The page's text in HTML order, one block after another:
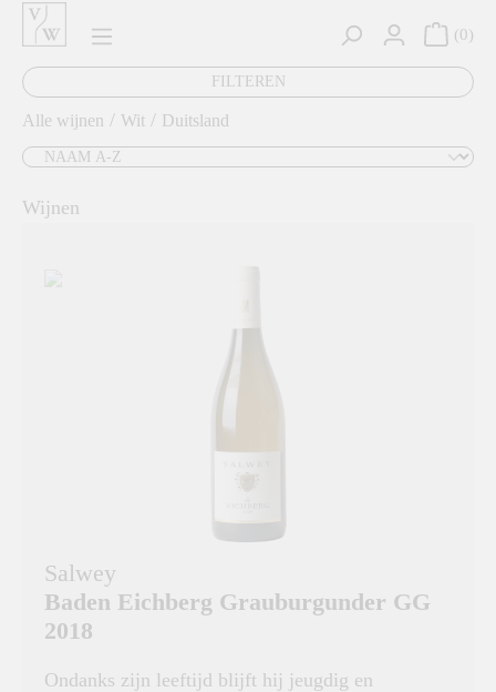
0
FILTEREN
Alle wijnen / Wit / Duitsland
Wijnen
Salwey
Baden Eichberg Grauburgunder GG
2018
Ondanks zijn leeftijd blijft hij jeugdig en